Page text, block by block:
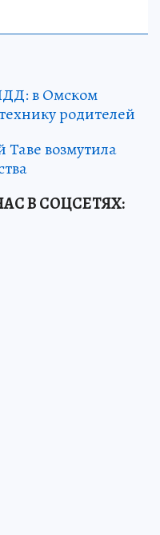
в Омском
родителей
Таве возмутила
В СОЦСЕТЯХ: